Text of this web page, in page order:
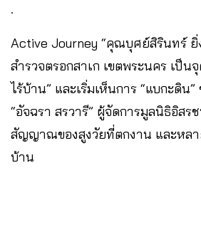
.
Active Journey “คุณบุศย์สิรินทร์ ยิ่
สำรวจตรอกสาเก เขตพระนคร เป็
ไร้บ้าน” และเริ่มเห็นการ “แบกะดิน
“อัจฉรา สรวารี” ผู้จัดการมูลนิธิอิส
สัญญาณของสูงวัยที่ตกงาน และหลา
บ้าน